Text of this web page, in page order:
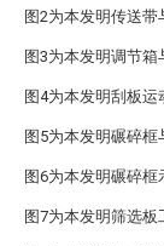
图2为本发明传送带
图3为本发明调节箱
图4为本发明刮板运
图5为本发明碾碎框
图6为本发明碾碎框
图7为本发明筛选板